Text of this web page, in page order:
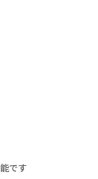
です